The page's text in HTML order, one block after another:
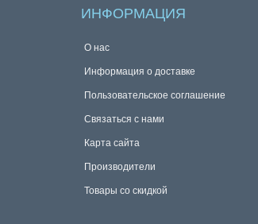
ИНФОРМАЦИЯ
О нас
Информация о доставке
Пользовательское соглашение
Связаться с нами
Карта сайта
Производители
Товары со скидкой